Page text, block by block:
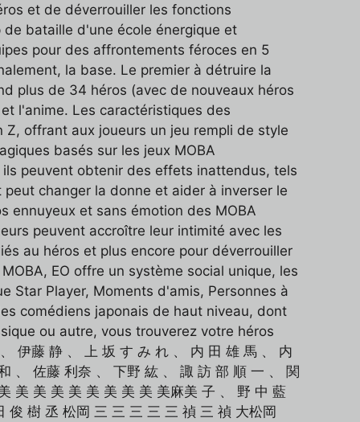
et de déverrouiller les fonctions
bataille d'une école énergique et
pour des affrontements féroces en 5
la base. Le premier à détruire la
plus de 34 héros (avec de nouveaux héros
l'anime. Les caractéristiques des
offrant aux joueurs un jeu rempli de style
basés sur les jeux MOBA
peuvent obtenir des effets inattendus, tels
changer la donne et aider à inverser le
ennuyeux et sans émotion des MOBA
peuvent accroître leur intimité avec les
au héros et plus encore pour déverrouiller
EO offre un système social unique, les
Star Player, Moments d'amis, Personnes à
comédiens japonais de haut niveau, dont
ou autre, vous trouverez votre héros
伊藤 静 、 上 坂 す み れ 、 内 田 雄 馬 、 内
、 佐藤 利奈 、 下野 紘 、 諏 訪 部 順 一 、 関
美 美 美 美 美 美 美 美 美麻美 子 、 野 中 藍
樹 丞 松岡 三 三 三 三 三 禎 三 禎 大松岡